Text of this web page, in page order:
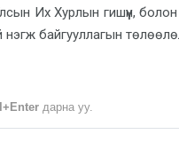
Их Хурлын гишүүн, болон
нэгж байгууллагын
дарна уу.